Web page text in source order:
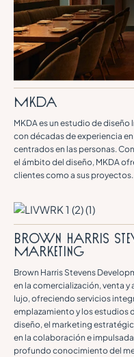
MKDA
MKDA es un estudio de diseño
con décadas de experiencia
centrados en las personas.
el ámbito del diseño, MKDA
clientes como a sus proyectos.
Brown Harris
marketing
Brown Harris Stevens
en la comercialización, venta
lujo, ofreciendo servicios
emplazamiento y los estudios
diseño, el marketing
en la colaboración e
profundo conocimiento del